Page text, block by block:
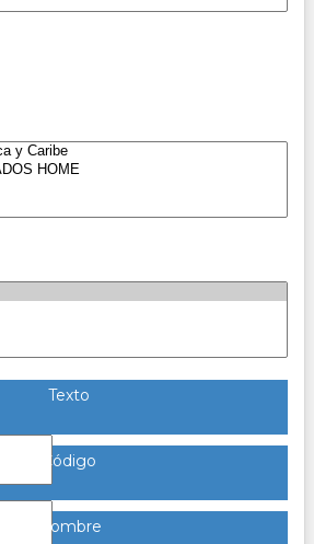
Texto
Código
Nombre